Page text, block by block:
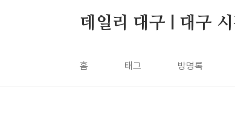
데일리 대구 | 대구
홈 태그 방명록